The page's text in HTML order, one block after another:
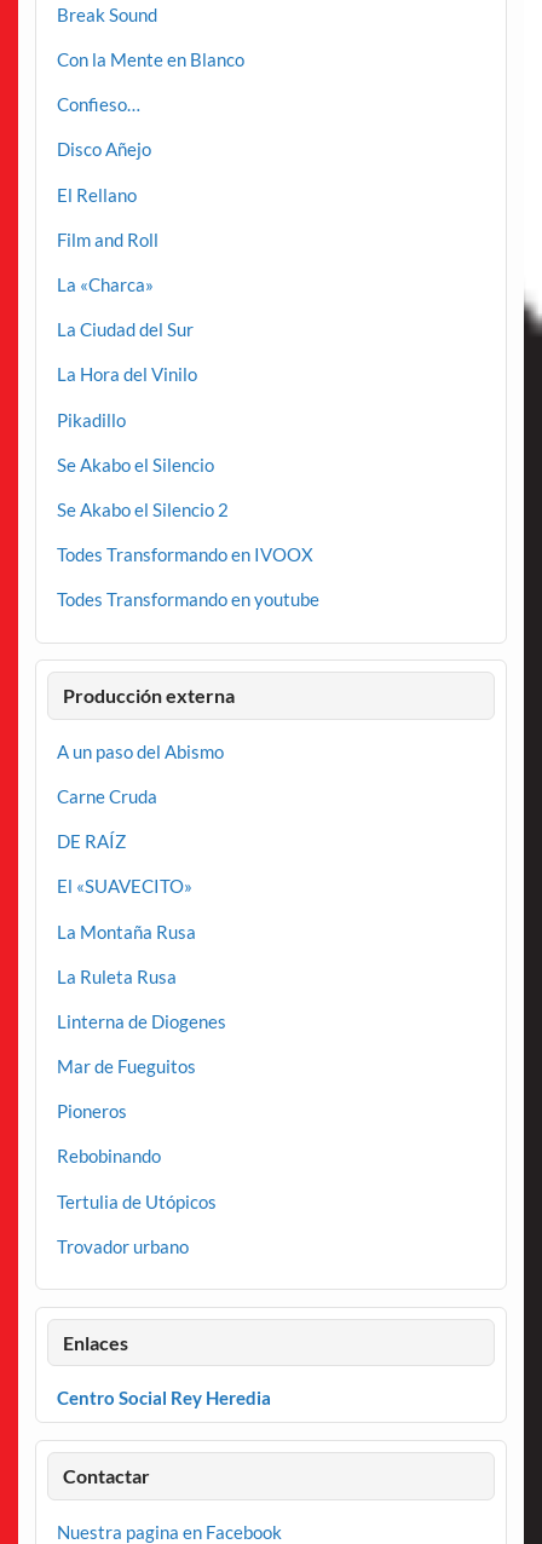
Break Sound
Con la Mente en Blanco
Confieso…
Disco Añejo
El Rellano
Film and Roll
La «Charca»
La Ciudad del Sur
La Hora del Vinilo
Pikadillo
Se Akabo el Silencio
Se Akabo el Silencio 2
Todes Transformando en IVOOX
Todes Transformando en youtube
Producción externa
A un paso del Abismo
Carne Cruda
DE RAÍZ
El «SUAVECITO»
La Montaña Rusa
La Ruleta Rusa
Linterna de Diogenes
Mar de Fueguitos
Pioneros
Rebobinando
Tertulia de Utópicos
Trovador urbano
Enlaces
Centro Social Rey Heredia
Contactar
Nuestra pagina en Facebook